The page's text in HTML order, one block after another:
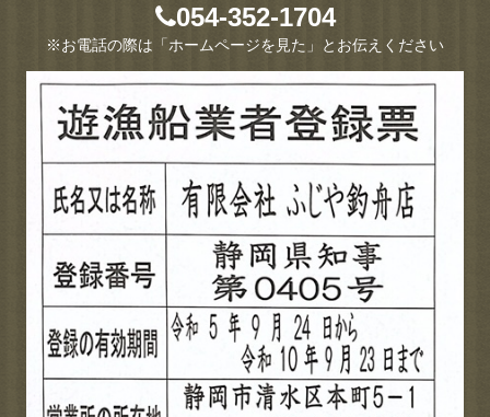
054-352-1704
※お電話の際は「ホームページを見た」とお伝えください